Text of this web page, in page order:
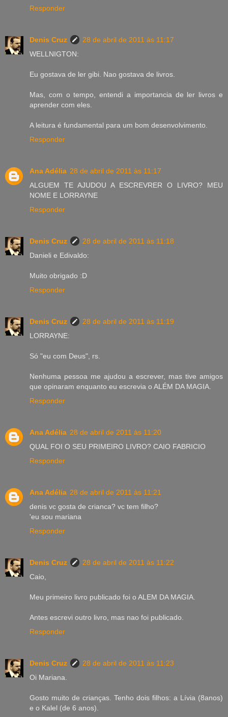
Responder
Denis Cruz
28 de abril de 2011 às 11:17
WELLNIGTON:
Eu gostava de ler gibi. Nao gostava de livros.
Mas, com o tempo, entendi a importancia de ler livros e
aprender com eles.
A leitura é fundamental para um bom desenvolvimento.
Responder
Ana Adélia 28 de abril de 2011 às 11:17
ALGUEM TE AJUDOU A ESCREVRER O LIVRO? MEU
NOME E LORRAYNE
Responder
Denis Cruz
28 de abril de 2011 às 11:18
Danieli e Edivaldo:
Muito obrigado :D
Responder
Denis Cruz
28 de abril de 2011 às 11:19
LORRAYNE:
Só "eu com Deus", rs.
Nenhuma pessoa me ajudou a escrever, mas tive amigos
que opinaram enquanto eu escrevia o ALÉM DA MAGIA.
Responder
Ana Adélia 28 de abril de 2011 às 11:20
QUAL FOI O SEU PRIMEIRO LIVRO? CAIO FABRICIO
Responder
Ana Adélia 28 de abril de 2011 às 11:21
denis vc gosta de crianca? vc tem filho?
'eu sou mariana
Responder
Denis Cruz
28 de abril de 2011 às 11:22
Caio,
Meu primeiro livro publicado foi o ALEM DA MAGIA.
Antes escrevi outro livro, mas nao foi publicado.
Responder
Denis Cruz
28 de abril de 2011 às 11:23
Oi Mariana.
Gosto muito de crianças. Tenho dois filhos: a Lívia (8anos)
e o Kalel (de 6 anos).